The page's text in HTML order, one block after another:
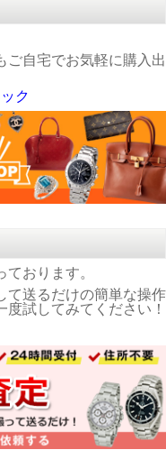
ご自宅でお気軽に購入出
ク
おります。
て送るだけの簡単な操作
試してみてください！